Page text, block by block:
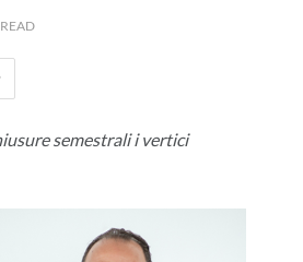
semestrali i vertici